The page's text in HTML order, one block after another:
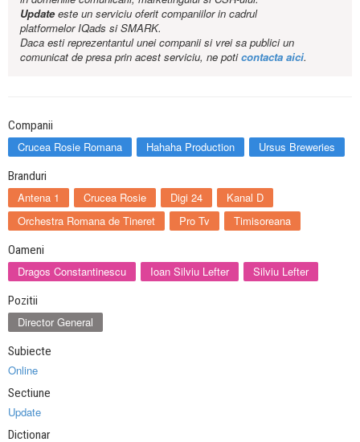
Updateeste un serviciu oferit companiilor in cadrul
platformelor IQads si SMARK.
Daca esti reprezentantul unei companii si vrei sa publici un
comunicat de presa prin acest serviciu, ne poticontacta aici.
Companii
Crucea Rosie Romana Hahaha Production Ursus Breweries
Branduri
Antena 1 Crucea Rosie Digi 24
Kanal D
Orchestra Romana de Tineret
Pro Tv Timisoreana
Oameni
Dragos Constantinescu Ioan Silviu Lefter Silviu Lefter
Pozitii
Director General
Subiecte
Online
Sectiune
Update
Dictionar